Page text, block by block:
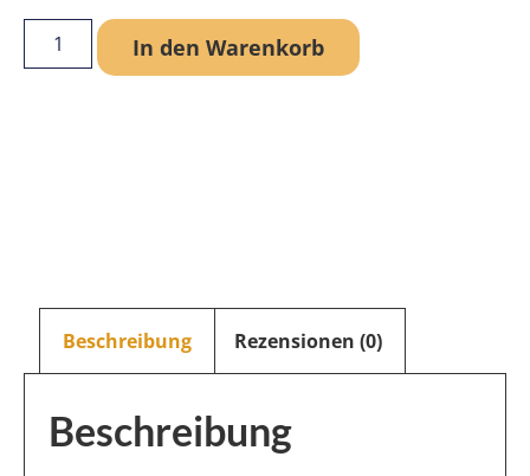
In den Warenkorb
Beschreibung Rezensionen (0)
Beschreibung